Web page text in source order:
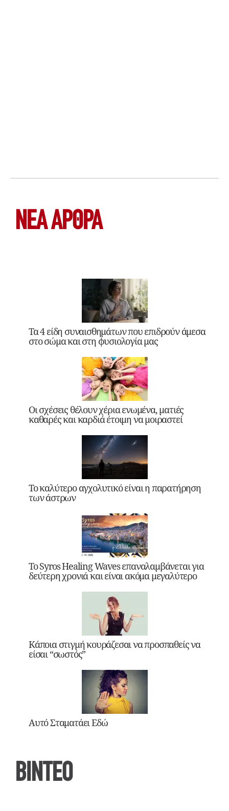
ΝΕΑ ΆΡΘΡΑ
Τα 4 είδη συναισθημάτων που επιδρούν άμεσα
στο σώμα και στη φυσιολογία μας
Οι σχέσεις θέλουν χέρια ενωμένα, ματιές
καθαρές και καρδιά έτοιμη να μοιραστεί
Το καλύτερο αγχολυτικό είναι η παρατήρηση
των άστρων
Το Syros Healing Waves επαναλαμβάνεται για
δεύτερη χρονιά και είναι ακόμα μεγαλύτερο
Κάποια στιγμή κουράζεσαι να προσπαθείς να
είσαι “σωστός”
Αυτό Σταματάει Εδώ
ΒΙΝΤΕΟ